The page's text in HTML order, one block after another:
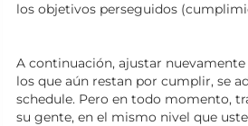
los objetivos perseguidos
A continuación, ajustar
los que aún restan por cumplir, se
schedule. Pero en todo momento,
su gente, en el mismo nivel que